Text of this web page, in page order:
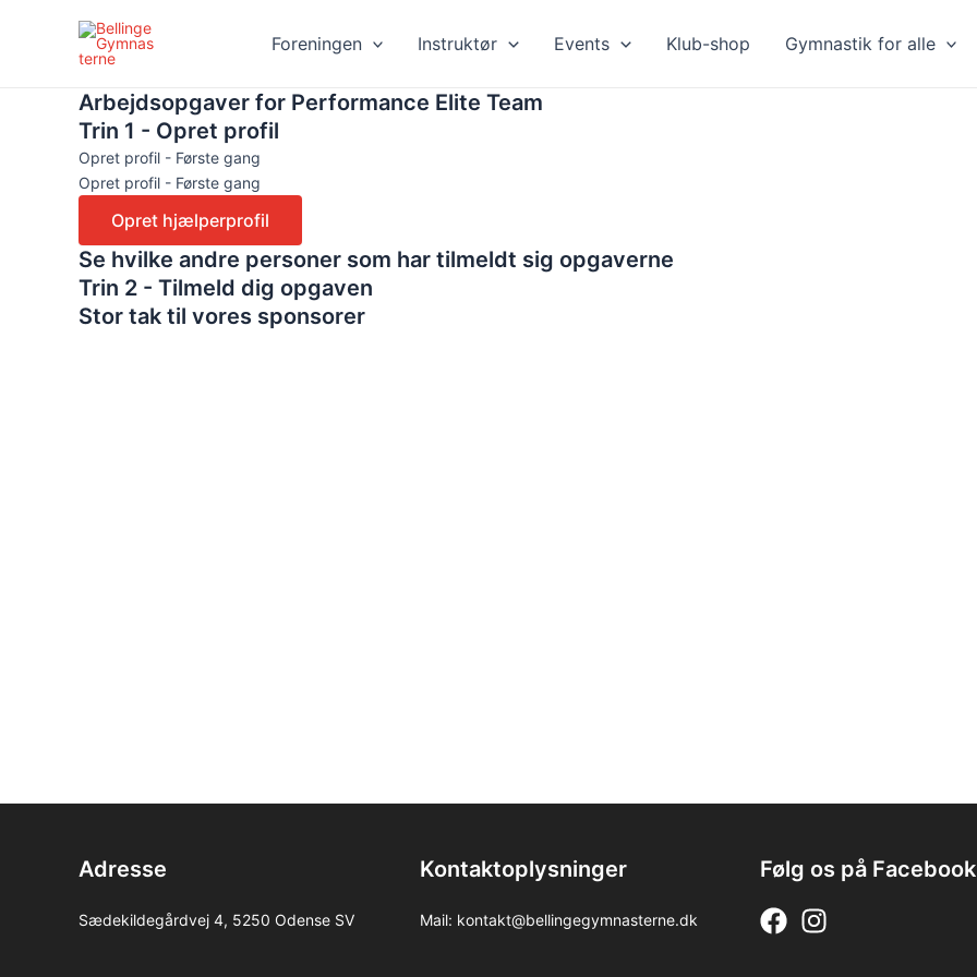
Foreningen Instruktør Events Klub-shop Gymnastik for alle
Arbejdsopgaver for Performance Elite Team
Trin 1 - Opret profil
Opret profil - Første gang
Opret profil - Første gang
Se hvilke andre personer som har tilmeldt sig opgaverne
Trin 2 - Tilmeld dig opgaven
Stor tak til vores sponsorer
Adresse
Sædekildegårdvej 4, 5250 Odense SV
Kontaktoplysninger
Mail: kontakt@bellingegymnasterne.dk
Følg os på Facebook